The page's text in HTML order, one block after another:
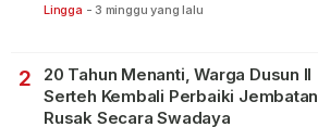
Lingga - 3 minggu yang lalu
2
20 Tahun Menanti, Warga Dusun II
Serteh Kembali Perbaiki Jembatan
Rusak Secara Swadaya